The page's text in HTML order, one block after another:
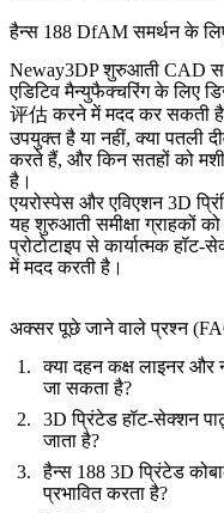
हैन्स 188 DfAM समर्थन के
Neway3DP शुरुआती CAD
एडिटिव मैन्युफैक्चरिंग के लिए
评估 करने में मदद कर सकती
उपयुक्त है या नहीं, क्या पतली
करते हैं, और किन सतहों को
है।
एयरोस्पेस और एविएशन 3D
यह शुरुआती समीक्षा ग्राहकों
प्रोटोटाइप से कार्यात्मक
में मदद करती है।
अक्सर पूछे जाने वाले प्रश्न
क्या दहन कक्ष लाइनर और
जा सकता है?
3D प्रिंटेड हॉट-सेक्शन
जाता है?
हैन्स 188 3D प्रिंटेड
प्रभावित करता है?